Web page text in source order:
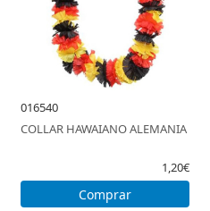
FIESTA Y DECORACIÓN
PIROTECNIA
DEPORTE Y OCIO
DANZA Y BAILE
016540
COLLAR HAWAIANO ALEMANIA
1,20€
Comprar